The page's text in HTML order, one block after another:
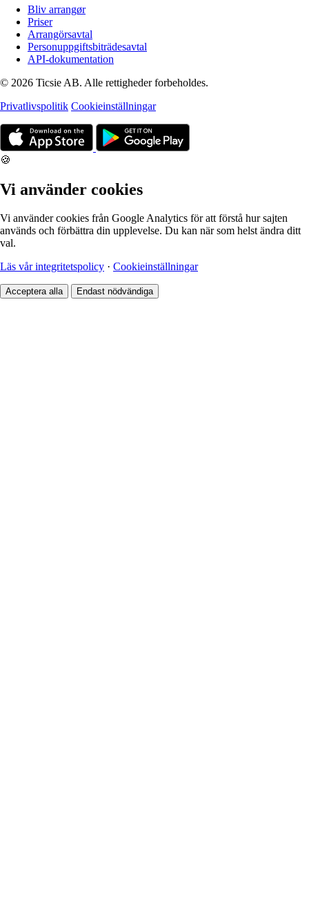
Bliv arrangør
Priser
Arrangörsavtal
Personuppgiftsbiträdesavtal
API-dokumentation
© 2026 Ticsie AB. Alle rettigheder forbeholdes.
Privatlivspolitik Cookieinställningar
🍪
Vi använder cookies
Vi använder cookies från Google Analytics för att förstå hur sajten
används och förbättra din upplevelse. Du kan när som helst ändra ditt
val.
Läs vår integritetspolicy · Cookieinställningar
Acceptera alla Endast nödvändiga